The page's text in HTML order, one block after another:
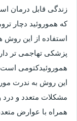
زندگی قابل درمان
که هموروئید دچار
استفاده از این روش
پزشکی تهاجمی تر
هموروئیدکتومی است
این روش به ندرت
مشکلات متعدد و
همراه با عوارض